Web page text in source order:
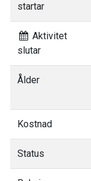
startar
Aktivitet
slutar
Ålder
Kostnad
Status